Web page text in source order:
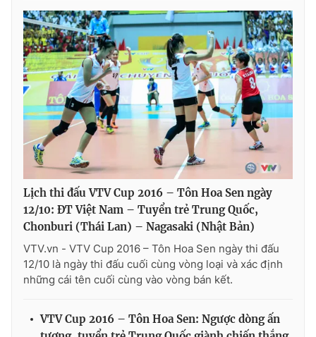
Lịch thi đấu VTV Cup 2016 – Tôn Hoa Sen ngày
12/10: ĐT Việt Nam – Tuyển trẻ Trung Quốc,
Chonburi (Thái Lan) – Nagasaki (Nhật Bản)
VTV.vn - VTV Cup 2016 – Tôn Hoa Sen ngày thi đấu
12/10 là ngày thi đấu cuối cùng vòng loại và xác định
những cái tên cuối cùng vào vòng bán kết.
VTV Cup 2016 – Tôn Hoa Sen: Ngược dòng ấn